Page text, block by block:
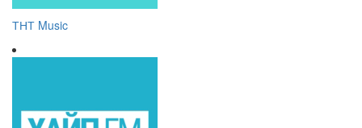
ТНТ Music